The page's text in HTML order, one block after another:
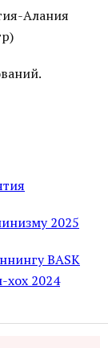
Алания
2025
BASK
хох 2024